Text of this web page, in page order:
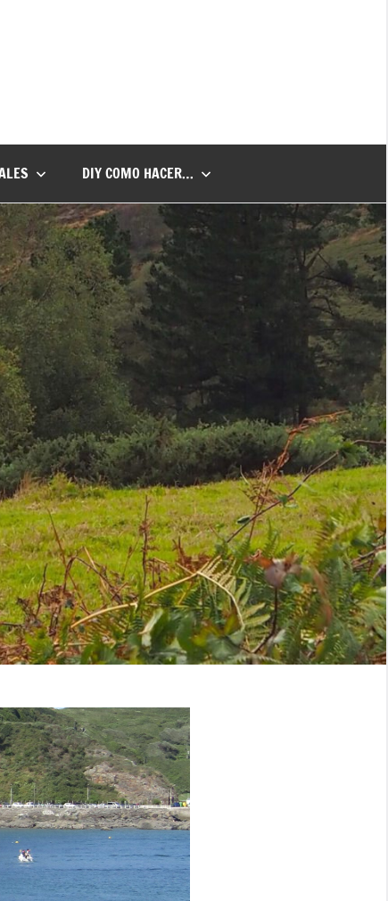
DIY COMO HACER…